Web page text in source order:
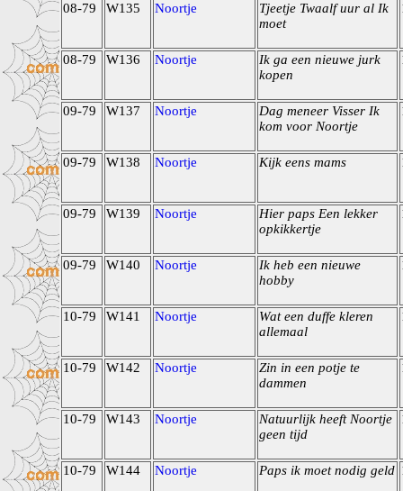
08-79 W135 Noortje
Tjeetje Twaalf uur al Ik
moet
08-79 W136 Noortje
Ik ga een nieuwe jurk
kopen
09-79 W137 Noortje
Dag meneer Visser Ik
kom voor Noortje
09-79 W138 Noortje Kijk eens mams
09-79 W139 Noortje
Hier paps Een lekker
opkikkertje
09-79 W140 Noortje
Ik heb een nieuwe
hobby
10-79 W141 Noortje
Wat een duffe kleren
allemaal
10-79 W142 Noortje
Zin in een potje te
dammen
10-79 W143 Noortje
Natuurlijk heeft Noortje
geen tijd
10-79 W144 Noortje Paps ik moet nodig geld